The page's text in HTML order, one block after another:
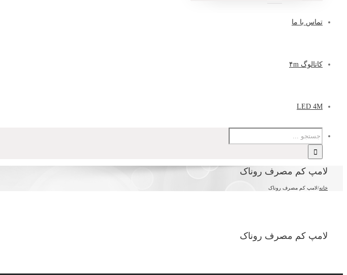
تماس با ما
کاتالوگ ۴m
LED 4M
لامپ کم مصرف روناک
خانه/لامپ کم مصرف روناک
لامپ کم مصرف روناک